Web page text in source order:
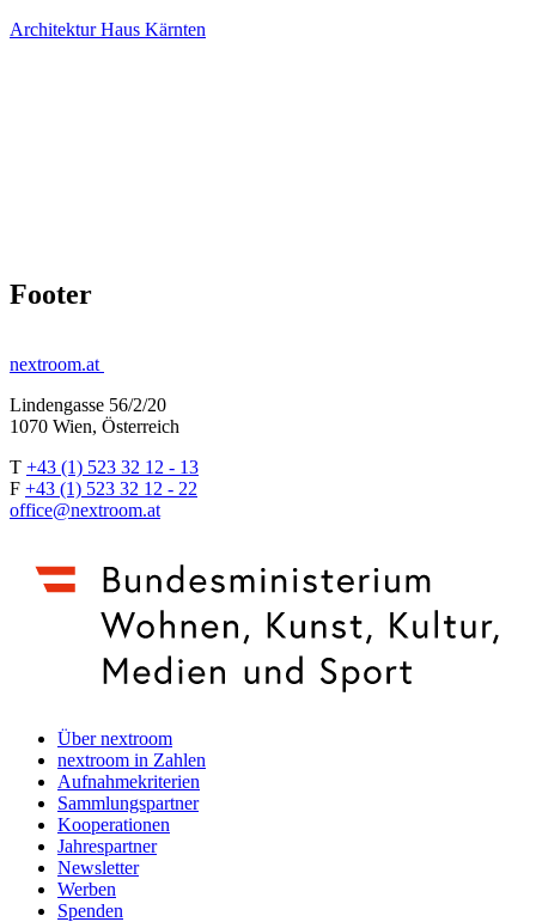
Architektur Haus Kärnten
Footer
nextroom.at
Lindengasse 56/2/20
1070 Wien, Österreich
T +43 (1) 523 32 12 - 13
F +43 (1) 523 32 12 - 22
office@nextroom.at
Über nextroom
nextroom in Zahlen
Aufnahmekriterien
Sammlungspartner
Kooperationen
Jahrespartner
Newsletter
Werben
Spenden